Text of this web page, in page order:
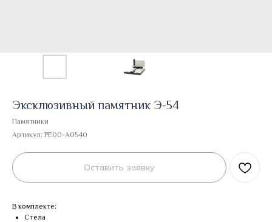
Эксклюзивный памятник Э-54
Памятники
Артикул: PE00-A0540
Оставить заявку
В комплекте:
Стела